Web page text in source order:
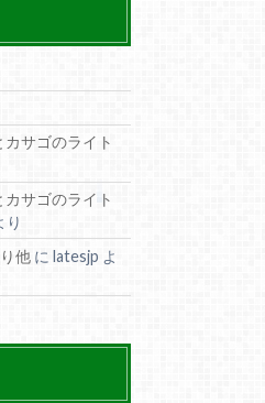
サゴのライト
サゴのライト
り
他 にlatesjp よ